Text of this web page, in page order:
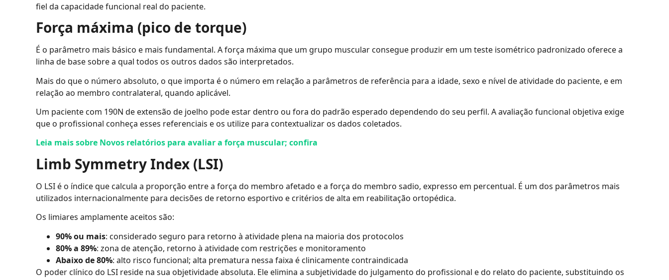
fiel da capacidade funcional real do paciente.
Força máxima (pico de torque)
É o parâmetro mais básico e mais fundamental. A força máxima que um grupo muscular consegue produzir em um teste isométrico padronizado oferece a
linha de base sobre a qual todos os outros dados são interpretados.
Mais do que o número absoluto, o que importa é o número em relação a parâmetros de referência para a idade, sexo e nível de atividade do paciente, e em
relação ao membro contralateral, quando aplicável.
Um paciente com 190N de extensão de joelho pode estar dentro ou fora do padrão esperado dependendo do seu perfil. A avaliação funcional objetiva exige
que o profissional conheça esses referenciais e os utilize para contextualizar os dados coletados.
Leia mais sobre Novos relatórios para avaliar a força muscular; confira
Limb Symmetry Index (LSI)
O LSI é o índice que calcula a proporção entre a força do membro afetado e a força do membro sadio, expresso em percentual. É um dos parâmetros mais
utilizados internacionalmente para decisões de retorno esportivo e critérios de alta em reabilitação ortopédica.
Os limiares amplamente aceitos são:
90% ou mais: considerado seguro para retorno à atividade plena na maioria dos protocolos
80% a 89%: zona de atenção, retorno à atividade com restrições e monitoramento
Abaixo de 80%: alto risco funcional; alta prematura nessa faixa é clinicamente contraindicada
O poder clínico do LSI reside na sua objetividade absoluta. Ele elimina a subjetividade do julgamento do profissional e do relato do paciente, substituindo os